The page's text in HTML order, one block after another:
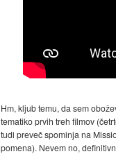
Hm, kljub temu, da sem
tematiko prvih treh filmov
tudi preveč spominja na
pomena). Nevem no,